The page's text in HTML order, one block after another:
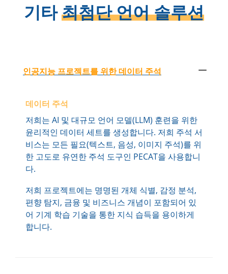
기타최첨단 언어 솔루션
인공지능 프로젝트를 위한 데이터 주석
데이터 주석
저희는 AI 및 대규모 언어 모델(LLM) 훈련을 위한
윤리적인 데이터 세트를 생성합니다. 저희 주석 서
비스는 모든 필요(텍스트, 음성, 이미지 주석)를 위
한 고도로 유연한 주석 도구인 PECAT을 사용합니
다.
저희 프로젝트에는 명명된 개체 식별, 감정 분석,
편향 탐지, 금융 및 비즈니스 개념이 포함되어 있
어 기계 학습 기술을 통한 지식 습득을 용이하게
합니다.